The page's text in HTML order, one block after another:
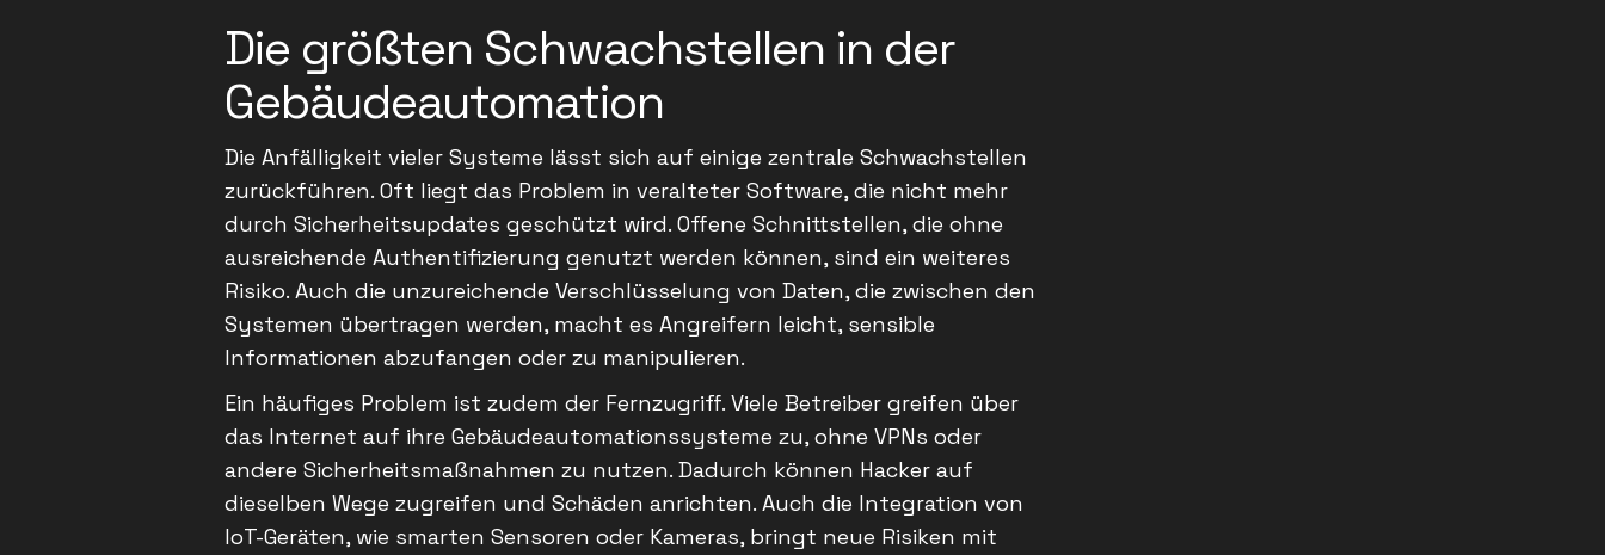
Die größten Schwachstellen in der
Gebäudeautomation
Die Anfälligkeit vieler Systeme lässt sich auf einige zentrale Schwachstellen
zurückführen. Oft liegt das Problem in veralteter Software, die nicht mehr
durch Sicherheitsupdates geschützt wird. Offene Schnittstellen, die ohne
ausreichende Authentifizierung genutzt werden können, sind ein weiteres
Risiko. Auch die unzureichende Verschlüsselung von Daten, die zwischen den
Systemen übertragen werden, macht es Angreifern leicht, sensible
Informationen abzufangen oder zu manipulieren.
Ein häufiges Problem ist zudem der Fernzugriff. Viele Betreiber greifen über
das Internet auf ihre Gebäudeautomationssysteme zu, ohne VPNs oder
andere Sicherheitsmaßnahmen zu nutzen. Dadurch können Hacker auf
dieselben Wege zugreifen und Schäden anrichten. Auch die Integration von
IoT-Geräten, wie smarten Sensoren oder Kameras, bringt neue Risiken mit